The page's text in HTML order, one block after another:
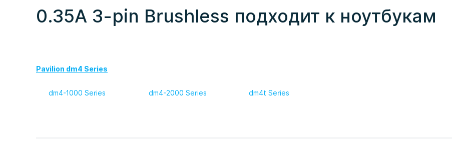
0.35A 3-pin Brushless подходит к ноутбукам
Pavilion dm4 Series
dm4-1000 Series dm4-2000 Series dm4t Series